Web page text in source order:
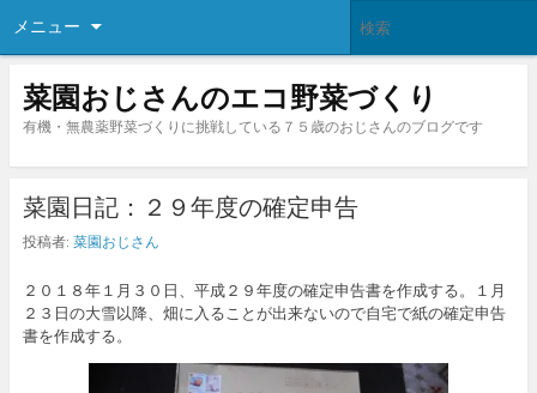
メニュー
菜園おじさんのエコ野菜づくり
有機・無農薬野菜づくりに挑戦している７５歳のおじさんのブログです
菜園日記：２９年度の確定申告
投稿者: 菜園おじさん
２０１８年１月３０日、平成２９年度の確定申告書を作成する。１月
２３日の大雪以降、畑に入ることが出来ないので自宅で紙の確定申告
書を作成する。